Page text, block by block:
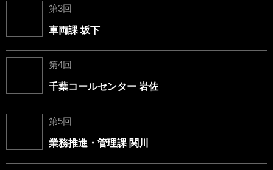
第3回
車両課 坂下
第4回
千葉コールセンター 岩佐
第5回
業務推進・管理課 関川